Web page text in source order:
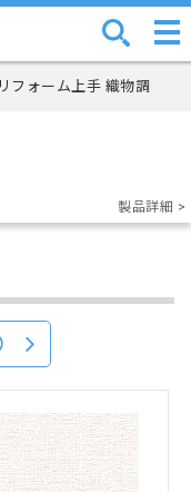
リフォーム上手 織物調
製品詳細 >